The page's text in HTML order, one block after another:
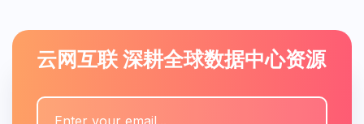
云网互联 深耕全球数据中心资源